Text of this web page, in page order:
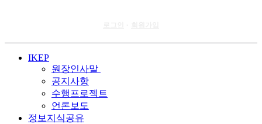
IKEP
원장인사말
공지사항
수행프로젝트
언론보도
정보지식공유